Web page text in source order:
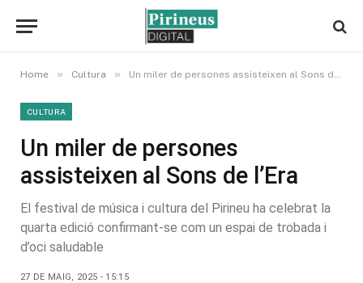
Home » Cultura » Un miler de persones assisteixen al Sons de l’Era
CULTURA
Un miler de persones
assisteixen al Sons de l’Era
El festival de música i cultura del Pirineu ha celebrat la
quarta edició confirmant-se com un espai de trobada i
d’oci saludable
27 DE MAIG, 2025 - 15:15